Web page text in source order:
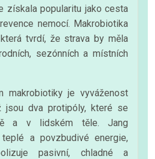
získala popularitu jako cesta
nemocí. Makrobiotika
tvrdí, že strava by měla
sezónních a místních
makrobiotiky je vyváženost
jsou dva protipóly, které se
a v lidském těle. Jang
a povzbudivé energie,
pasivní, chladné a